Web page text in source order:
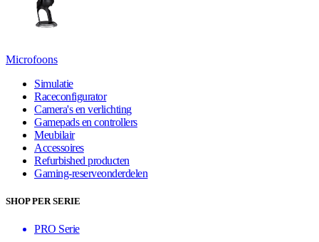
Microfoons
Simulatie
Raceconfigurator
Camera's en verlichting
Gamepads en controllers
Meubilair
Accessoires
Refurbished producten
Gaming-reserveonderdelen
SHOP PER SERIE
PRO Serie